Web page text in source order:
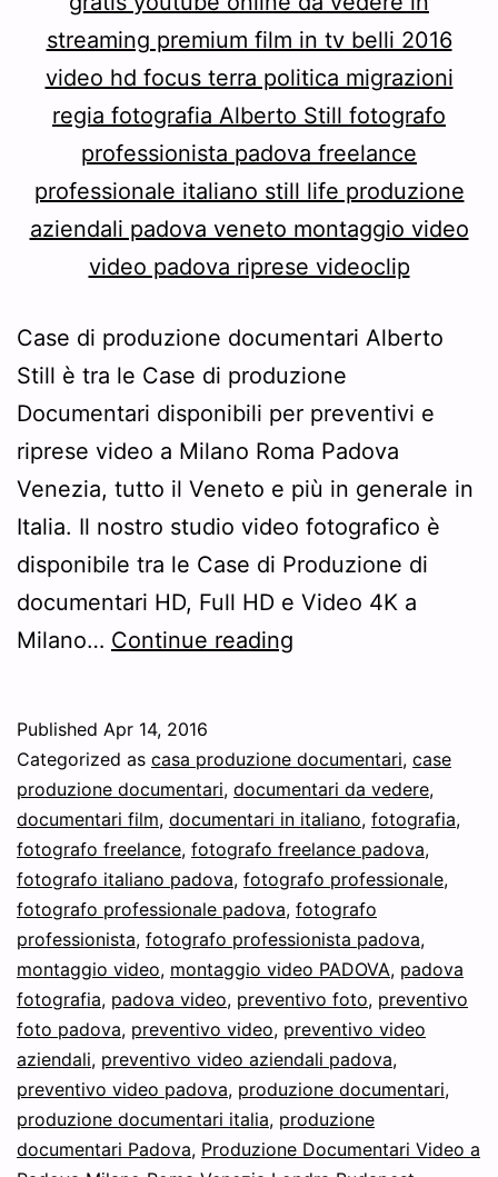
Case di produzione documentari Alberto
Still è tra le Case di produzione
Documentari disponibili per preventivi e
riprese video a Milano Roma Padova
Venezia, tutto il Veneto e più in generale in
Italia. Il nostro studio video fotografico è
disponibile tra le Case di Produzione di
documentari HD, Full HD e Video 4K a
Milano… Continue reading
documentari
e
riprese
video
Published Apr 14, 2016
Categorized as casa produzione documentari, case
produzione documentari, documentari da vedere,
documentari film, documentari in italiano, fotografia,
fotografo freelance, fotografo freelance padova,
fotografo italiano padova, fotografo professionale,
fotografo professionale padova, fotografo
professionista, fotografo professionista padova,
montaggio video, montaggio video PADOVA, padova
fotografia, padova video, preventivo foto, preventivo
foto padova, preventivo video, preventivo video
aziendali, preventivo video aziendali padova,
preventivo video padova, produzione documentari,
produzione documentari italia, produzione
documentari Padova, Produzione Documentari Video a